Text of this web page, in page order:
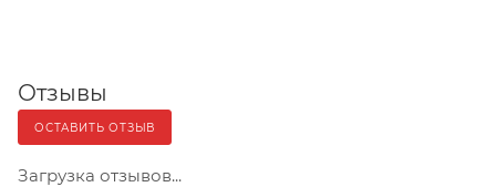
Отзывы
ОСТАВИТЬ ОТЗЫВ
Загрузка отзывов...